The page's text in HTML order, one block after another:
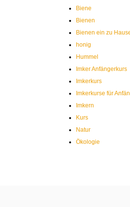
Biene
Bienen
Bienen ein zu
honig
Hummel
Imker Anfängerkurs
Imkerkurs
Imkerkurse für
Imkern
Kurs
Natur
Ökologie